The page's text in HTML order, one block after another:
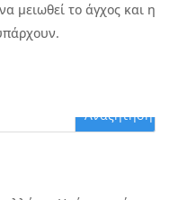
μειωθεί το άγχος και η